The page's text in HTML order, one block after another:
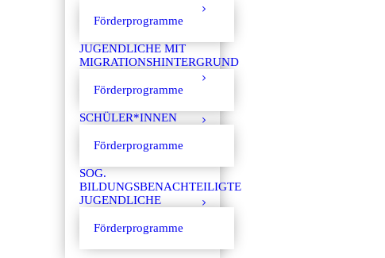
Förderprogramme
JUGENDLICHE MIT
MIGRATIONSHINTERGRUND
Förderprogramme
SCHÜLER*INNEN
Förderprogramme
SOG.
BILDUNGSBENACHTEILIGTE
JUGENDLICHE
Förderprogramme